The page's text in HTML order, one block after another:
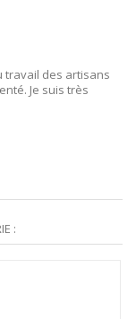
travail des artisans
Je suis très
: